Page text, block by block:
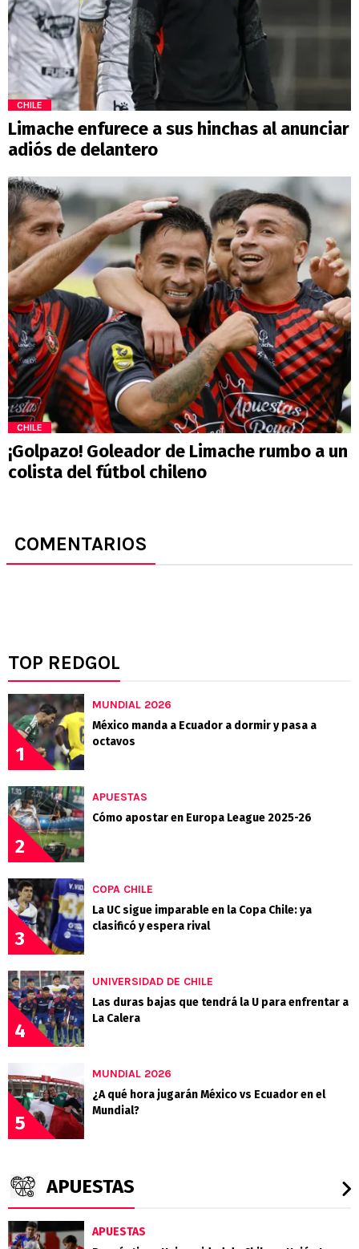
CHILE
Limache enfurece a sus hinchas al anunciar
adiós de delantero
CHILE
¡Golpazo! Goleador de Limache rumbo a un
colista del fútbol chileno
COMENTARIOS
TOP REDGOL
1
MUNDIAL 2026
México manda a Ecuador a dormir y pasa a
octavos
2
APUESTAS
Cómo apostar en Europa League 2025-26
3
COPA CHILE
La UC sigue imparable en la Copa Chile: ya
clasificó y espera rival
4
UNIVERSIDAD DE CHILE
Las duras bajas que tendrá la U para enfrentar a
La Calera
5
MUNDIAL 2026
¿A qué hora jugarán México vs Ecuador en el
Mundial?
APUESTAS
APUESTAS